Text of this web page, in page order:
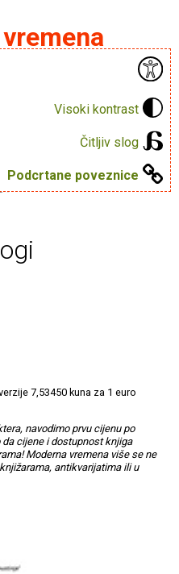
Visoki kontrast
Čitljiv slog
Podcrtane poveznice
puno knjiga.
7,53450 kuna za 1 euro
navodimo prvu cijenu po
cijene i dostupnost knjiga
Moderna vremena više se ne
antikvarijatima ili u